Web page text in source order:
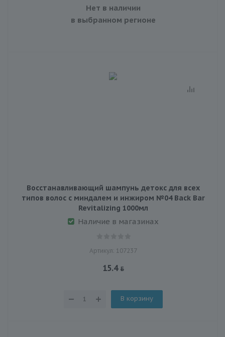
Нет в наличии
в выбранном регионе
Восстанавливающий шампунь детокс для всех
типов волос с миндалем и инжиром №04 Back Bar
Revitalizing 1000мл
Наличие в магазинах
Артикул: 107237
15.4
В корзину